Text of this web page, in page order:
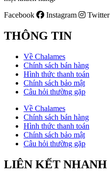
Facebook
Instagram Twitter
THÔNG TIN
Về Chalames
Chính sách bán hàng
Hình thức thanh toán
Chính sách bảo mật
Câu hỏi thường gặp
Về Chalames
Chính sách bán hàng
Hình thức thanh toán
Chính sách bảo mật
Câu hỏi thường gặp
LIÊN KẾT NHANH